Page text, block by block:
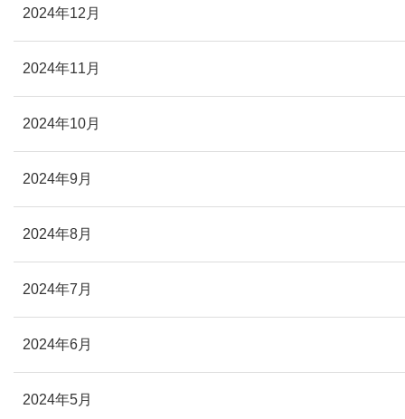
2024年12月
2024年11月
2024年10月
2024年9月
2024年8月
2024年7月
2024年6月
2024年5月